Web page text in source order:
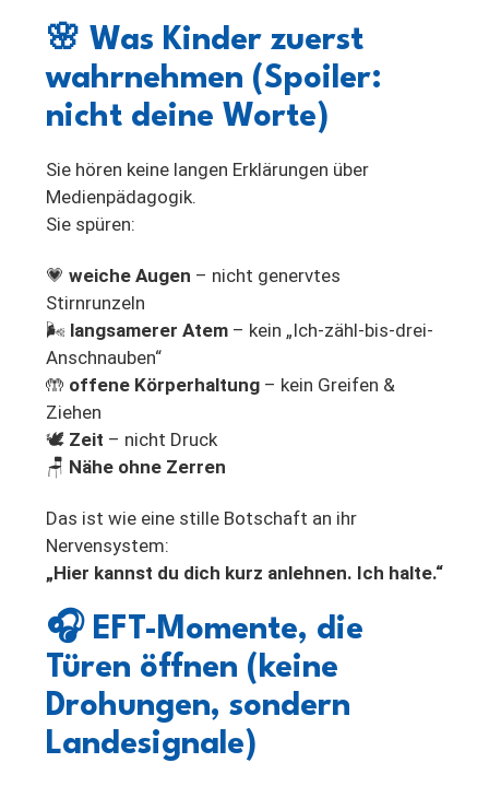
🌸 Was Kinder zuerst
wahrnehmen (Spoiler:
nicht deine Worte)
Sie hören keine langen Erklärungen über
Medienpädagogik.
Sie spüren:
💗 weiche Augen – nicht genervtes
Stirnrunzeln
🌬️ langsamerer Atem – kein „Ich-zähl-bis-drei-
Anschnauben“
🤲 offene Körperhaltung – kein Greifen &
Ziehen
🕊️ Zeit – nicht Druck
🪑 Nähe ohne Zerren
Das ist wie eine stille Botschaft an ihr
Nervensystem:
„Hier kannst du dich kurz anlehnen. Ich halte.“
🎧 EFT-Momente, die
Türen öffnen (keine
Drohungen, sondern
Landesignale)